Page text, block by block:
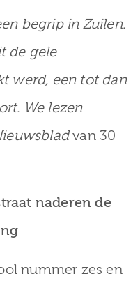
begrip in Zuilen.
de gele
werd, een tot dan
We lezen
van 30
naderen de
nummer zes en